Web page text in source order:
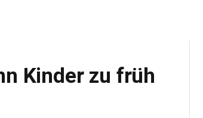
Kinder zu früh